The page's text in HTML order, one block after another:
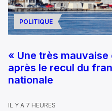
POLITIQUE
« Une très
après le recul du
nationale
IL Y A 7 HEURES